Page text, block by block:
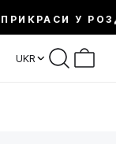
У РОЗДІЛІ
UKR